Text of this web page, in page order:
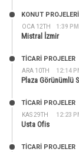
OCA 12TH 1:39 PM
KONUT PROJELERI
Mistral İzmir
ARA 10TH 12:14
TİCARİ PROJELER
Plaza Görünümlü
KAS 29TH 12:23
TİCARİ PROJELER
Usta Ofis
TİCARİ PROJELER